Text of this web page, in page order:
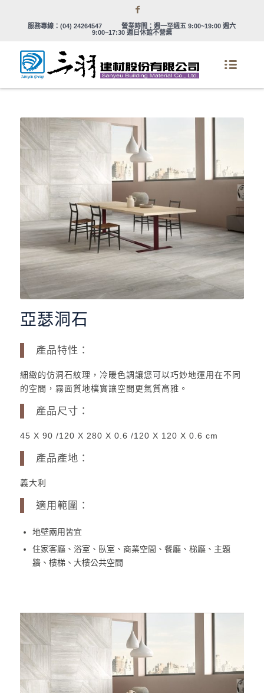
服務專線：(04) 24264547
營業時間：週一至週五 9:00~19:00 週六
9:00~17:30 週日休館不營業
亞瑟洞石
產品特性：
細緻的仿洞石紋理，冷暖色調讓您可以巧妙地運用在不同
的空間，霧面質地樸實讓空間更氣質高雅。
產品尺寸：
45 X 90 /120 X 280 X 0.6 /120 X 120 X 0.6 cm
產品產地：
義大利
適用範圍：
地壁兩用皆宜
住家客廳、浴室、臥室、商業空間、餐廳、梯廳、主題
牆、樓梯、大樓公共空間